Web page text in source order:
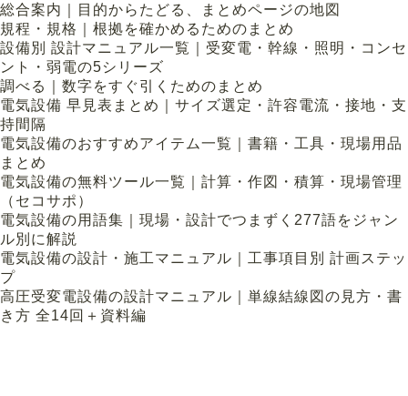
総合案内｜目的からたどる、まとめページの地図
規程・規格｜根拠を確かめるためのまとめ
設備別 設計マニュアル一覧｜受変電・幹線・照明・コンセ
ント・弱電の5シリーズ
調べる｜数字をすぐ引くためのまとめ
電気設備 早見表まとめ｜サイズ選定・許容電流・接地・支
持間隔
電気設備のおすすめアイテム一覧｜書籍・工具・現場用品
まとめ
電気設備の無料ツール一覧｜計算・作図・積算・現場管理
（セコサポ）
電気設備の用語集｜現場・設計でつまずく277語をジャン
ル別に解説
電気設備の設計・施工マニュアル｜工事項目別 計画ステッ
プ
高圧受変電設備の設計マニュアル｜単線結線図の見方・書
き方 全14回＋資料編